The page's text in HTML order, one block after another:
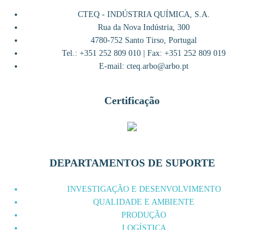
CTEQ - INDÚSTRIA QUÍMICA, S.A.
Rua da Nova Indústria, 300
4780-752 Santo Tirso, Portugal
Tel.: +351 252 809 010 | Fax: +351 252 809 019
E-mail: cteq.arbo@arbo.pt
Certificação
DEPARTAMENTOS DE SUPORTE
INVESTIGAÇÃO E DESENVOLVIMENTO
QUALIDADE E AMBIENTE
PRODUÇÃO
LOGÍSTICA